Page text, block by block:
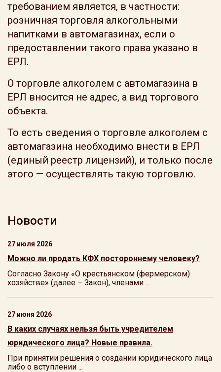
требованием является, в частности:
розничная торговля алкогольными
напитками в автомагазинах, если о
предоставлении такого права указано в
ЕРЛ.
О торговле алкоголем с автомагазина в
ЕРЛ вносится не адрес, а вид торгового
объекта.
То есть сведения о торговле алкоголем с
автомагазина необходимо внести в ЕРЛ
(единый реестр лицензий), и только после
этого — осуществлять такую торговлю.
Новости
27 июля 2026
Можно ли продать КФХ постороннему человеку?
Согласно Закону «О крестьянском (фермерском)
хозяйстве» (далее – Закон), членами ...
27 июня 2026
В каких случаях нельзя быть учредителем
юридического лица? Новые правила.
При принятии решения о создании юридического лица
либо о вступлении ...